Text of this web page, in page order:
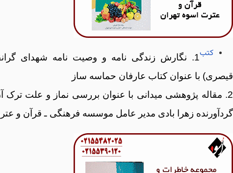
کتب 1. نگارش زندگی نامه و وصیت نامه شهدای
قیصری) با عنوان کتاب عارفان حماسه ساز
2. مقاله پژوهشی میدانی با عنوان بررسی نماز و علت ترک
گردآورنده زهرا بادی مدیر عامل موسسه فرهنگی ـ قرآن و